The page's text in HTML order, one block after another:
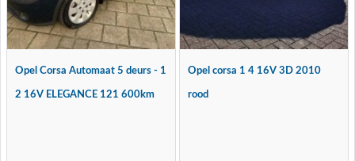
Opel Corsa Automaat 5 deurs - 1
2 16V ELEGANCE 121 600km
Opel corsa 1 4 16V 3D 2010
rood